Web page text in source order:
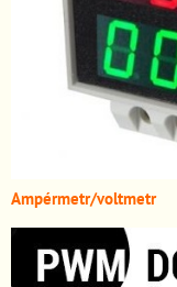
Ampérmetr/voltmetr